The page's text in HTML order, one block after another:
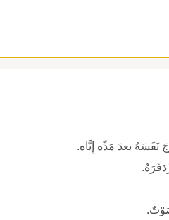
نَفَسَهُ بعدَ مَدِّه إِيَّاه.